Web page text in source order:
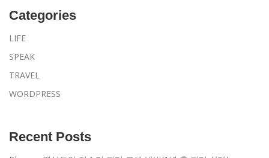
Categories
LIFE
SPEAK
TRAVEL
WORDPRESS
Recent Posts